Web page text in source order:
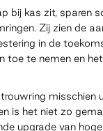
bij kas zit, sparen
Zij zien de
in de
toe te nemen en
trouwring misschien
is het niet zo
upgrade van